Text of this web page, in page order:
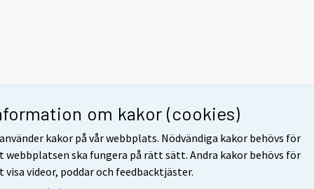
om kakor (cookies)
kakor på vår webbplats. Nödvändiga kakor behövs för
webbplatsen ska fungera på rätt sätt. Andra kakor behövs för
visa videor, poddar och feedbacktjäster.